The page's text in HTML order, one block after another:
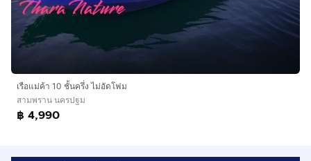
เรือแม่ค้า 10 ชั้นครึ่ง ไม่อัดโฟม
สามพราน นครปฐม
฿ 4,990